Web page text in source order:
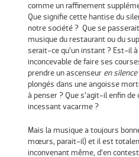
comme un raffinement
Que signifie cette hantise du
notre société ? Que se
musique du restaurant ou du
serait-ce qu’un instant ? Est-il
inconcevable de faire ses
prendre un ascenseur en silence
plongés dans une angoisse
à penser ? Que s’agit-il enfin de
incessant vacarme ?
Mais la musique a toujours
mœurs, parait-il) et il est
inconvenant même, d’en